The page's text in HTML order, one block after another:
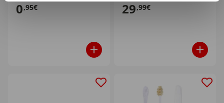
0,95€ 29,99€